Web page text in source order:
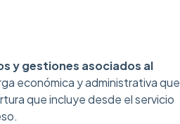
y gestiones asociados al
económica y administrativa que
que incluye desde el servicio